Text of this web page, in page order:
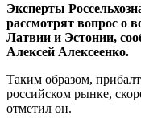
Эксперты
рассмотрят вопрос о
Латвии и Эстонии,
Алексей Алексеенко.
Таким образом,
российском рынке,
отметил он.